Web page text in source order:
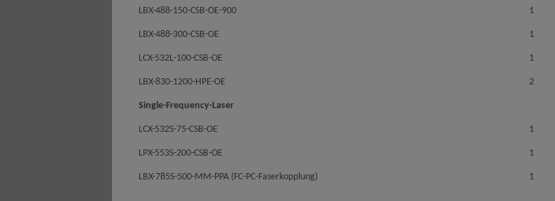
LBX-488-150-CSB-OE-900 1
LBX-488-300-CSB-OE 1
LCX-532L-100-CSB-OE 1
LBX-830-1200-HPE-OE 2
Single-Frequency-Laser
LCX-532S-75-CSB-OE 1
LPX-553S-200-CSB-OE 1
LBX-785S-500-MM-PPA (FC-PC-Faserkopplung) 1